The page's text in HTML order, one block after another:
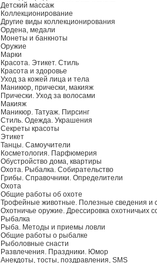
Детский массаж
Коллекционирование
Другие виды коллекционирования
Ордена, медали
Монеты и банкноты
Оружие
Марки
Красота. Этикет. Стиль
Красота и здоровье
Уход за кожей лица и тела
Маникюр, прически, макияж
Прически. Уход за волосами
Макияж
Маникюр. Татуаж. Пирсинг
Стиль. Одежда. Украшения
Секреты красоты
Этикет
Танцы. Самоучители
Косметология. Парфюмерия
Обустройство дома, квартиры
Охота. Рыбалка. Собирательство
Грибы. Справочники. Определители
Охота
Общие работы об охоте
Трофейные животные. Полезные сведения и
Охотничье оружие. Дрессировка охотничьих
Рыбалка
Рыба. Методы и приемы ловли
Общие работы о рыбалке
Рыболовные снасти
Развлечения. Праздники. Юмор
Анекдоты, тосты, поздравления, SMS